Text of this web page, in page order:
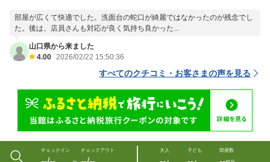
部屋が広くて快適でした。洗面台の蛇口が綺麗ではなかったのが残念でし
た。後は、店員さんも対応が良く気持ち良かった...
山口県から来ました
4.00 2026/02/22 15:50:36
すべてのクチコミ・お客さまの声を見る
チェックイン チェックアウト 大人 子ども 部屋数